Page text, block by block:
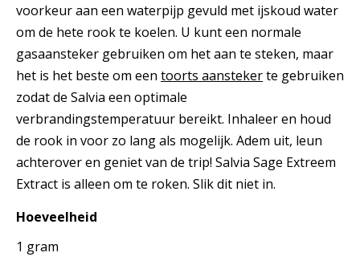
voorkeur aan een waterpijp gevuld met ijskoud water
om de hete rook te koelen. U kunt een normale
gasaansteker gebruiken om het aan te steken, maar
het is het beste om een ​​ toorts aanstekerte gebruiken
zodat de Salvia een optimale
verbrandingstemperatuur bereikt. Inhaleer en houd
de rook in voor zo lang als mogelijk. Adem uit, leun
achterover en geniet van de trip! Salvia Sage Extreem
Extract is alleen om te roken. Slik dit niet in.
Hoeveelheid
1 gram